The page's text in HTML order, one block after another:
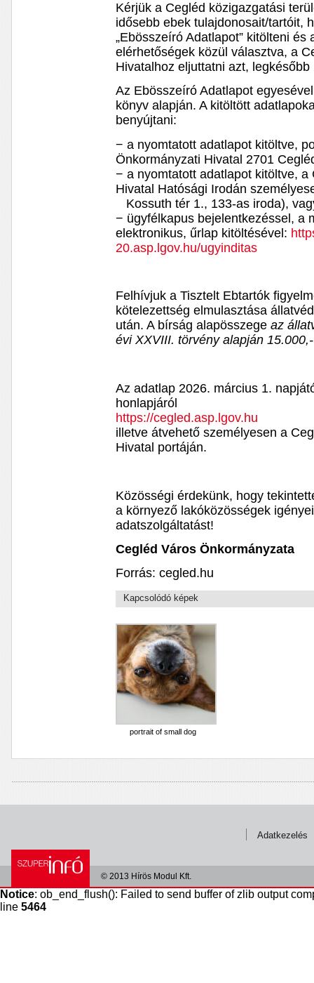
Kérjük a Cegléd közigazgatási
idősebb ebek tulajdonosait/tartóit,
„Ebösszeíró Adatlapot” kitölteni és
elérhetőségek közül választva, a
Hivatalhoz eljuttatni azt,
Az Ebösszeíró Adatlapot
könyv alapján. A kitöltött
benyújtani:
− a nyomtatott adatlapot kitöltve,
Önkormányzati Hivatal 2701
− a nyomtatott adatlapot kitöltve,
Hivatal Hatósági Irodán
Kossuth tér 1., 133-as iroda),
− ügyfélkapus bejelentkezéssel, a
elektronikus, űrlap kitöltésével:
20.asp.lgov.hu/ugyinditas
Felhívjuk a Tisztelt Ebtartók
kötelezettség elmulasztása
után. A bírság alapösszegeaz
évi XXVIII. törvény alapján
Az adatlap 2026. március 1.
honlapjáról
https://cegled.asp.lgov.hu
illetve átvehető személyesen a
Hivatal portáján.
Közösségi érdekünk, hogy
a környező lakóközösségek
adatszolgáltatást!
Cegléd Város Önkormányzata
Forrás: cegled.hu
Kapcsolódó képek
portrait of small dog
Adatkezelés
© 2013 Hírös Modul Kft.
Notice: ob_end_flush(): Failed to send buffer of zlib output
line 5464